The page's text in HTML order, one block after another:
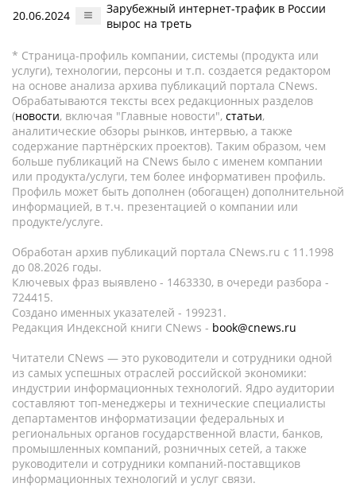
20.06.2024
Зарубежный интернет-трафик в России
вырос на треть
* Страница-профиль компании, системы (продукта или
услуги), технологии, персоны и т.п. создается редактором
на основе анализа архива публикаций портала CNews.
Обрабатываются тексты всех редакционных разделов
(новости, включая "Главные новости", статьи,
аналитические обзоры рынков, интервью, а также
содержание партнёрских проектов). Таким образом, чем
больше публикаций на CNews было с именем компании
или продукта/услуги, тем более информативен профиль.
Профиль может быть дополнен (обогащен) дополнительной
информацией, в т.ч. презентацией о компании или
продукте/услуге.
Обработан архив публикаций портала CNews.ru c 11.1998
до 08.2026 годы.
Ключевых фраз выявлено - 1463330, в очереди разбора -
724415.
Создано именных указателей - 199231.
Редакция Индексной книги CNews - book@cnews.ru
Читатели CNews — это руководители и сотрудники одной
из самых успешных отраслей российской экономики:
индустрии информационных технологий. Ядро аудитории
составляют топ-менеджеры и технические специалисты
департаментов информатизации федеральных и
региональных органов государственной власти, банков,
промышленных компаний, розничных сетей, а также
руководители и сотрудники компаний-поставщиков
информационных технологий и услуг связи.